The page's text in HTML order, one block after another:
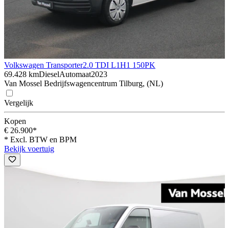
Volkswagen Transporter2.0 TDI L1H1 150PK
69.428 kmDieselAutomaat2023
Van Mossel Bedrijfswagencentrum Tilburg, (NL)
Vergelijk
Kopen
€ 26.900*
* Excl. BTW en BPM
Bekijk voertuig